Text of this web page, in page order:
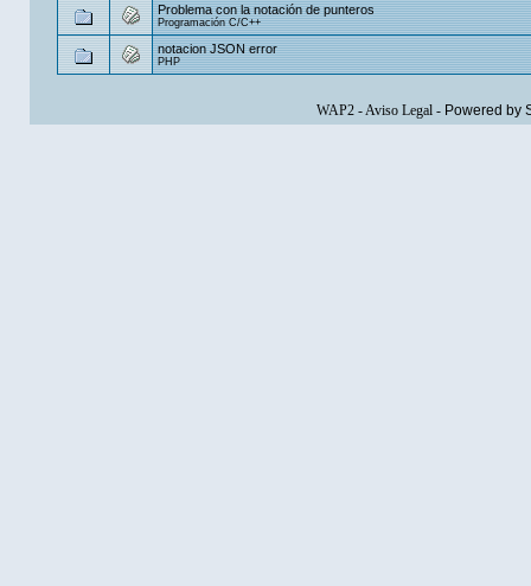
Problema con la notación de punteros
Programación C/C++
notacion JSON error
PHP
WAP2-Aviso Legal- Powered by